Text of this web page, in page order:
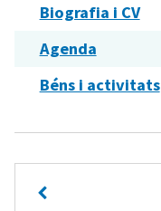
Biografia i CV
Agenda
Béns i activitats